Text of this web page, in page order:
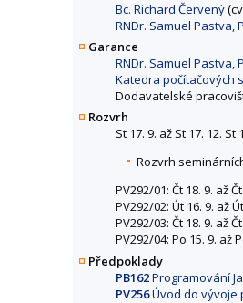
Bc. Richard Červený
RNDr. Samuel Pastva,
Garance
RNDr. Samuel Pastva,
Katedra počítačových
Dodavatelské
Rozvrh
St 17. 9. až St 17. 12. St
Rozvrh
PV292/01: Čt 18. 9. až
PV292/02: Út 16. 9. až
PV292/03: Čt 18. 9. až
PV292/04: Po 15. 9. až
Předpoklady
PB162Programování
PV256Úvod do vývoje